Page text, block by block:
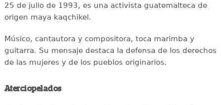
25 de julio de 1993, es una activista guatemalteca de
origen maya kaqchikel.
Músico, cantautora y compositora, toca marimba y
guitarra. Su mensaje destaca la defensa de los derechos
de las mujeres y de los pueblos originarios.
Aterciopelados